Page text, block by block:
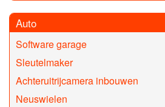
Auto
Software garage
Sleutelmaker
Achteruitrijcamera inbouwen
Neuswielen